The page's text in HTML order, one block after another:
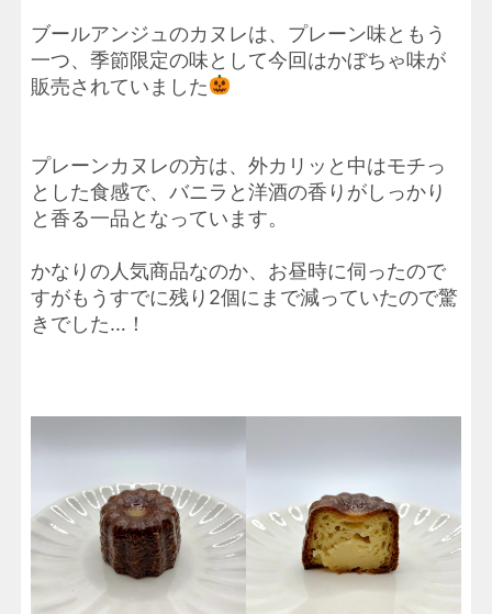
ブールアンジュのカヌレは、プレーン味ともう
一つ、季節限定の味として今回はかぼちゃ味が
販売されていました
プレーンカヌレの方は、外カリッと中はモチっ
とした食感で、バニラと洋酒の香りがしっかり
と香る一品となっています。
かなりの人気商品なのか、お昼時に伺ったので
すがもうすでに残り2個にまで減っていたので驚
きでした…！